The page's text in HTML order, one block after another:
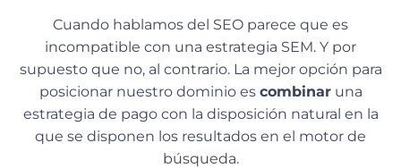
Cuando hablamos del SEO parece que es
incompatible con una estrategia SEM. Y por
supuesto que no, al contrario. La mejor opción para
posicionar nuestro dominio es combinaruna
estrategia de pago con la disposición natural en la
que se disponen los resultados en el motor de
búsqueda.